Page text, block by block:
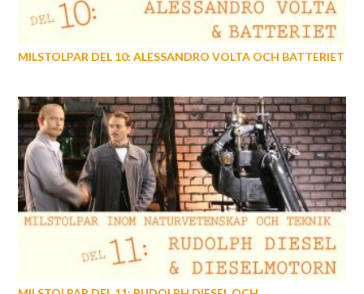
MILSTOLPAR DEL 10: ALESSANDRO VOLTA OCH BATTERIET